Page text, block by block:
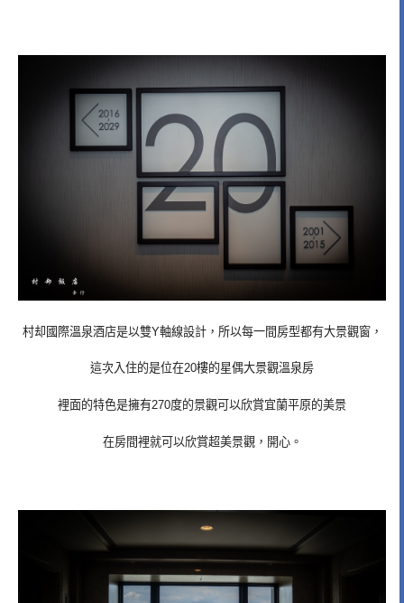
村却國際溫泉酒店是以雙Y軸線設計，所以每一間房型都有大景觀窗，
這次入住的是位在20樓的星偶大景觀溫泉房
裡面的特色是擁有270度的景觀可以欣賞宜蘭平原的美景
在房間裡就可以欣賞超美景觀，開心。